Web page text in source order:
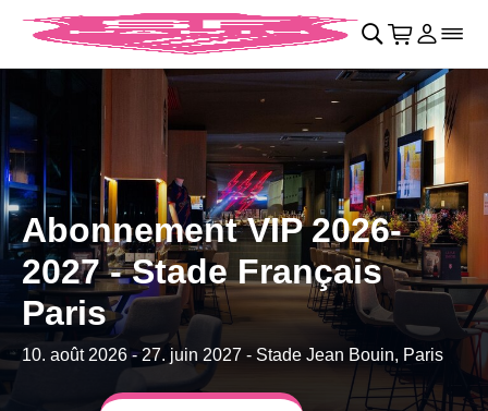
Retour au menu principal􀄫
􀊫 Cart
􀍩 Se
􀉩􀌇
Abonnement VIP 2026-
2027 - Stade Français
Paris
10. août 2026 - 27. juin 2027 - Stade Jean Bouin, Paris